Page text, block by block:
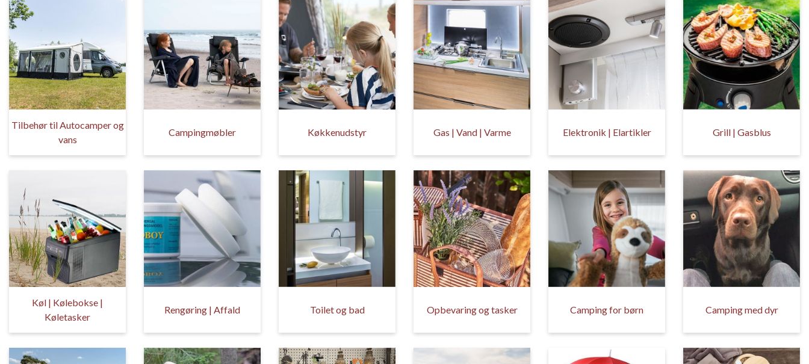
Tilbehør til Autocamper og
vans
Campingmøbler Køkkenudstyr Gas | Vand | Varme Elektronik | Elartikler Grill | Gasblus
Køl | Kølebokse |
Køletasker
Rengøring | Affald Toilet og bad Opbevaring og tasker Camping for børn Camping med dyr